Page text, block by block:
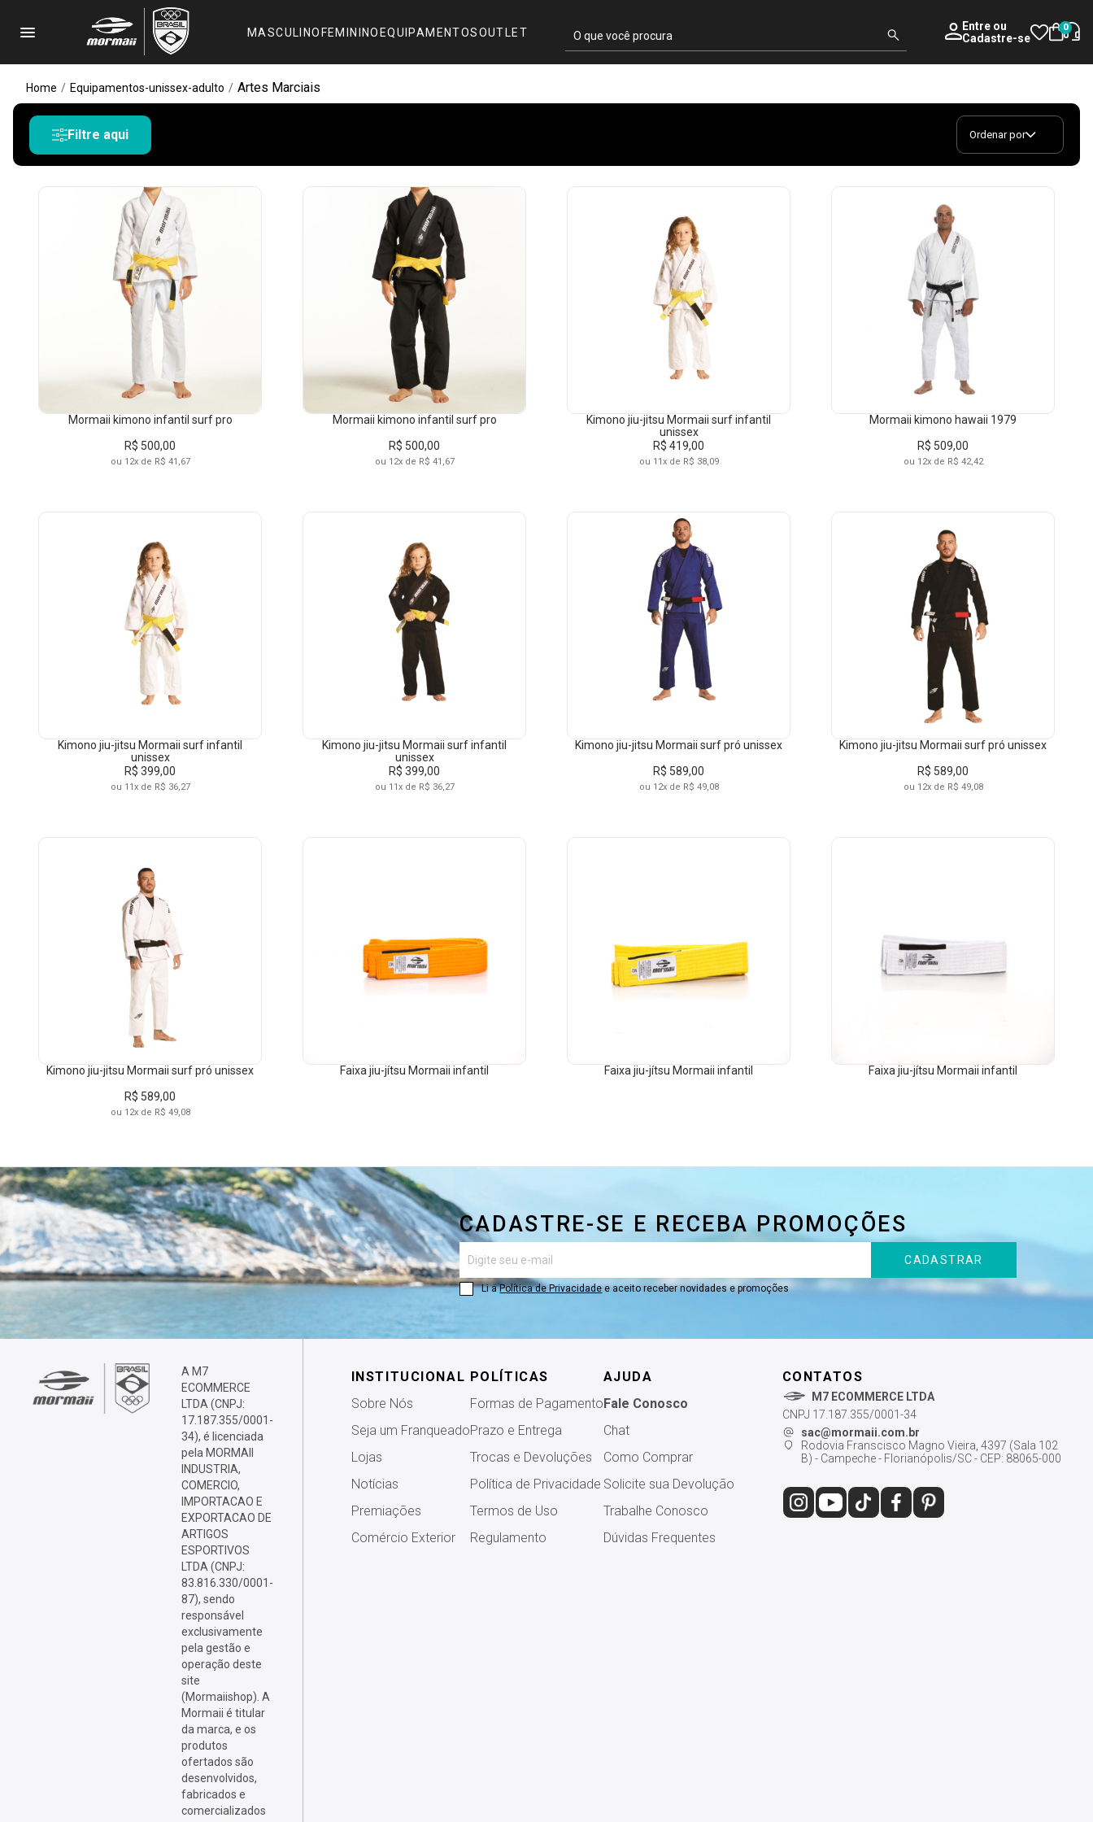
menu MASCULINOFEMININOEQUIPAMENTOSOUTLET Entreou
Cadastre-se
0
Home / Equipamentos-unissex-adulto / Artes Marciais
BRANCO-BRANCO
LARANJA
ADULTO
INFANTIL
de R$ 84,00 à R$ 185,00
de R$ 185,00 à R$ 286,00
de R$ 286,00 à R$ 387,00
de R$ 387,00 à R$ 488,00
Filtre aqui Ordenar por
Mormaii kimono infantil surf pro
R$ 500,00
ou 12x de R$ 41,67
Mormaii kimono infantil surf pro
R$ 500,00
ou 12x de R$ 41,67
Kimono jiu-jitsu Mormaii surf infantil
unissex
R$ 419,00
ou 11x de R$ 38,09
Mormaii kimono hawaii 1979
R$ 509,00
ou 12x de R$ 42,42
Kimono jiu-jitsu Mormaii surf infantil
unissex
R$ 399,00
ou 11x de R$ 36,27
Kimono jiu-jitsu Mormaii surf infantil
unissex
R$ 399,00
ou 11x de R$ 36,27
Kimono jiu-jitsu Mormaii surf pró unissex
R$ 589,00
ou 12x de R$ 49,08
Kimono jiu-jitsu Mormaii surf pró unissex
R$ 589,00
ou 12x de R$ 49,08
Kimono jiu-jitsu Mormaii surf pró unissex
R$ 589,00
ou 12x de R$ 49,08
Faixa jiu-jítsu Mormaii infantil Faixa jiu-jítsu Mormaii infantil Faixa jiu-jítsu Mormaii infantil
CADASTRE-SE E RECEBA PROMOÇÕES
CADASTRAR
Li aPolítica de Privacidadee aceito receber novidades e promoções
A M7
ECOMMERCE
LTDA (CNPJ:
17.187.355/0001-
34), é licenciada
pela MORMAII
INDUSTRIA,
COMERCIO,
IMPORTACAO E
EXPORTACAO DE
ARTIGOS
ESPORTIVOS
LTDA (CNPJ:
83.816.330/0001-
87), sendo
responsável
exclusivamente
pela gestão e
operação deste
site
(Mormaiishop). A
Mormaii é titular
da marca, e os
produtos
ofertados são
desenvolvidos,
fabricados e
comercializados
INSTITUCIONAL
Sobre Nós
Seja um Franqueado
Lojas
Notícias
Premiações
Comércio Exterior
POLÍTICAS
Formas de Pagamento
Prazo e Entrega
Trocas e Devoluções
Política de Privacidade
Termos de Uso
Regulamento
AJUDA
Fale Conosco
Chat
Como Comprar
Solicite sua Devolução
Trabalhe Conosco
Dúvidas Frequentes
CONTATOS
M7 ECOMMERCE LTDA
CNPJ 17.187.355/0001-34
sac@mormaii.com.br
Rodovia Franscisco Magno Vieira, 4397 (Sala 102
B) - Campeche - Florianópolis/SC - CEP: 88065-000